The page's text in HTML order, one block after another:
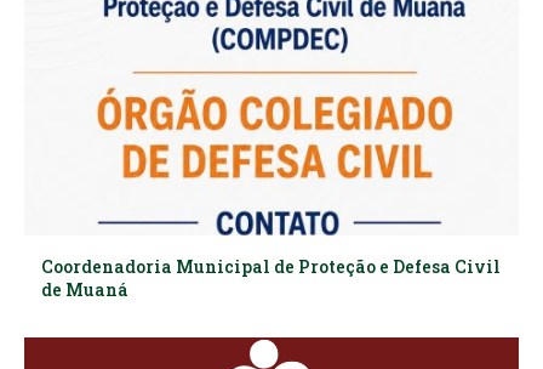
Coordenadoria Municipal de Proteção e Defesa Civil
de Muaná